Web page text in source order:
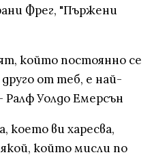
Фрег, "Пържени
който постоянно се
от теб, е най-
Уолдо Емерсън
което ви харесва,
който мисли по